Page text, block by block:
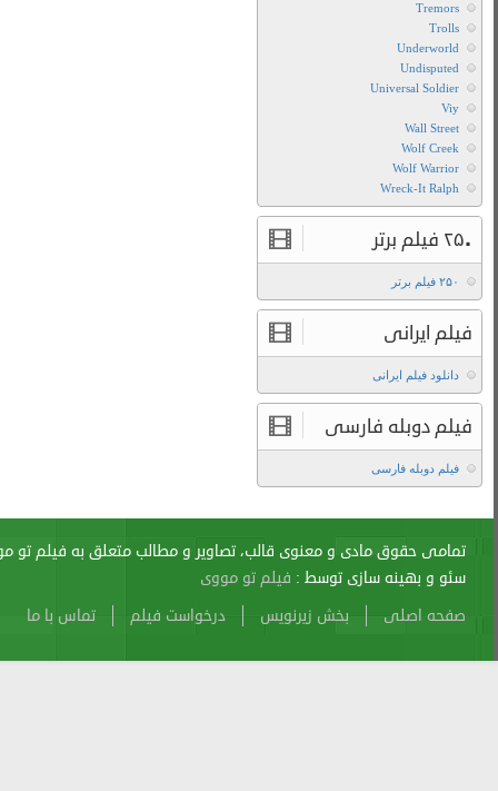
از آن پیگرد قانونی دارد.
sitemap Atom Cache Search Alexa